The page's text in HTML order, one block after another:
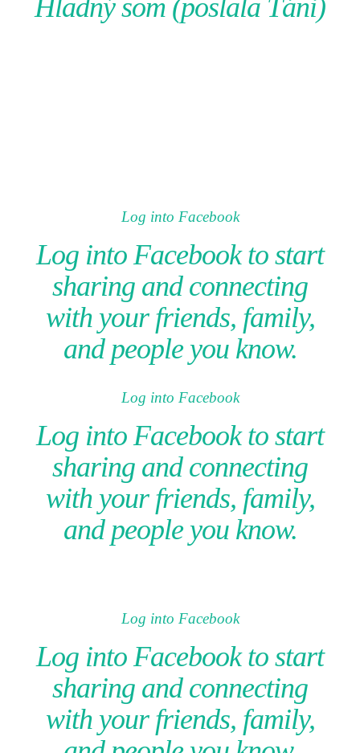
Hladný som (poslala Táni)
Log into Facebook
Log into Facebook to start
sharing and connecting
with your friends, family,
and people you know.
Log into Facebook
Log into Facebook to start
sharing and connecting
with your friends, family,
and people you know.
Log into Facebook
Log into Facebook to start
sharing and connecting
with your friends, family,